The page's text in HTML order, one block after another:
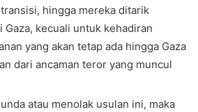
hingga mereka ditarik
Gaza, kecuali untuk kehadiran
yang akan tetap ada hingga Gaza
dari ancaman teror yang muncul
atau menolak usulan ini, maka